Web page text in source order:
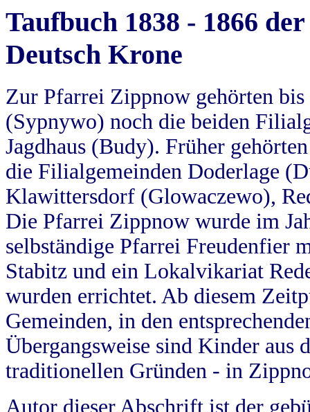
Taufbuch 1838 - 1866
Deutsch Krone
Zur Pfarrei Zippnow gehörten
(Sypnywo) noch die beiden
Jagdhaus (Budy). Früher
die Filialgemeinden Doderlage
Klawittersdorf (Glowaczewo),
Die Pfarrei Zippnow wurde im
selbständige Pfarrei Freudenfier
Stabitz und ein Lokalvikariat
wurden errichtet. Ab diesem
Gemeinden, in den
Übergangsweise sind Kinder aus
traditionellen Gründen - in
Autor dieser Abschrift ist der